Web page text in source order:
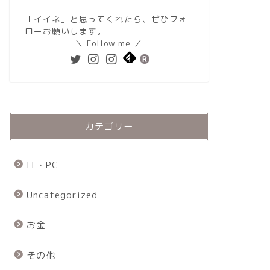
「イイネ」と思ってくれたら、ぜひフォ
ローお願いします。
＼ Follow me ／
カテゴリー
IT・PC
Uncategorized
お金
その他